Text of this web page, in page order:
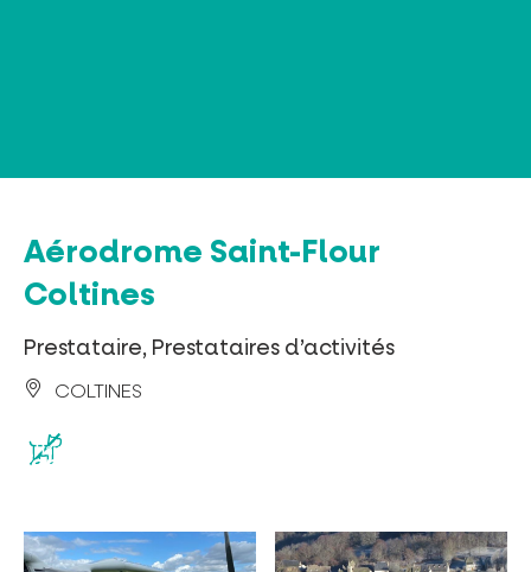
Aérodrome Saint-Flour
Coltines
Prestataire, Prestataires d’activités
COLTINES